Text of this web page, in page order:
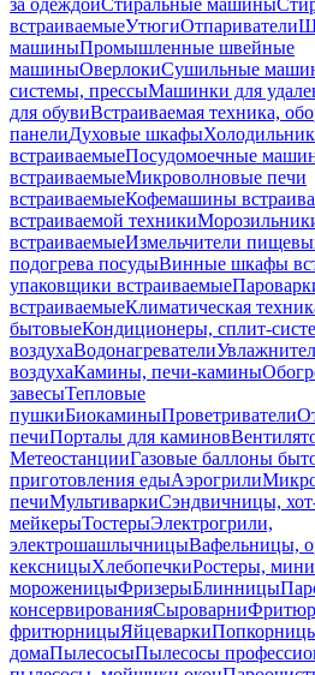
за одеждойСтиральные машины
встраиваемыеУтюгиОтпариватели
машиныПромышленные швейные
машиныОверлокиСушильные
системы, прессыМашинки для
для обувиВстраиваемая техника,
панелиДуховые шкафы
встраиваемыеПосудомоечные
встраиваемыеМикроволновые печи
встраиваемыеКофемашины
встраиваемой техники
встраиваемыеИзмельчители
подогрева посудыВинные шкафы
упаковщики встраиваемые
встраиваемыеКлиматическая
бытовыеКондиционеры, сплит-
воздухаВодонагреватели
воздухаКамины, печи-камины
завесыТепловые
пушкиБиокаминыПроветриватели
печиПорталы для каминов
МетеостанцииГазовые баллоны
приготовления едыАэрогрили
печиМультиваркиСэндвичницы,
мейкерыТостерыЭлектрогрили,
электрошашлычницыВафельницы,
кексницыХлебопечкиРостеры,
мороженицыФризерыБлинницы
консервированияСыроварни
фритюрницыЯйцеварки
домаПылесосыПылесосы